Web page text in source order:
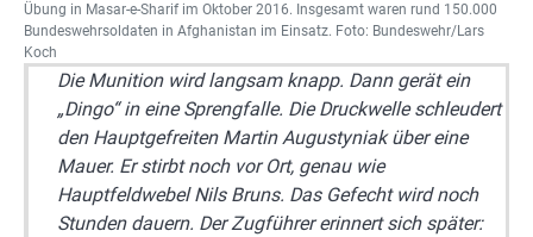
Übung in Masar-e-Sharif im Oktober 2016. Insgesamt waren rund 150.000
Bundeswehrsoldaten in Afghanistan im Einsatz. Foto: Bundeswehr/Lars
Koch
Die Munition wird langsam knapp. Dann gerät ein
„Dingo“ in eine Sprengfalle. Die Druckwelle schleudert
den Hauptgefreiten Martin Augustyniak über eine
Mauer. Er stirbt noch vor Ort, genau wie
Hauptfeldwebel Nils Bruns. Das Gefecht wird noch
Stunden dauern. Der Zugführer erinnert sich später: